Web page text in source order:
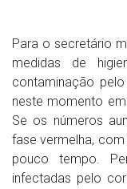
Para o secretário
medidas de
contaminação
neste momento
Se os números
fase vermelha,
pouco tempo.
infectadas pelo